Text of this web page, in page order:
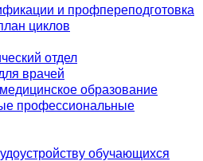
и профпереподготовка
циклов
отдел
врачей
образование
профессиональные
обучающихся